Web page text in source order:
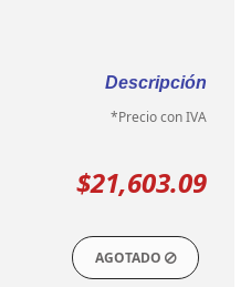
Descripción
*Precio con IVA
$21,603.09
AGOTADO